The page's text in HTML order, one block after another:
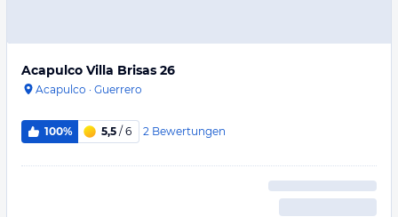
Acapulco Villa Brisas 26
Acapulco · Guerrero
100% 5,5 / 6 2 Bewertungen